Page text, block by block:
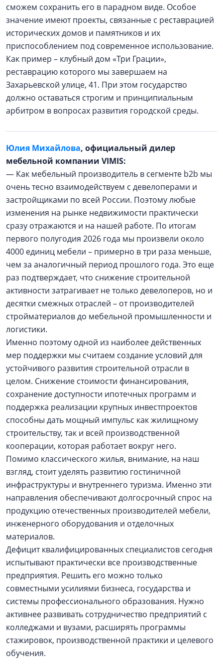
сможем сохранить его в парадном виде. Особое
значение имеют проекты, связанные с реставрацией
исторических домов и памятников и их
приспособлением под современное использование.
Как пример – клубный дом «Три Грации»,
реставрацию которого мы завершаем на
Захарьевской улице, 41. При этом государство
должно оставаться строгим и принципиальным
арбитром в вопросах развития городской среды.
Юлия Михайлова, официальный дилер
мебельной компании VIMIS:
— Как мебельный производитель в сегменте b2b мы
очень тесно взаимодействуем с девелоперами и
застройщиками по всей России. Поэтому любые
изменения на рынке недвижимости практически
сразу отражаются и на нашей работе. По итогам
первого полугодия 2026 года мы произвели около
4000 единиц мебели – примерно в три раза меньше,
чем за аналогичный период прошлого года. Это еще
раз подтверждает, что снижение строительной
активности затрагивает не только девелоперов, но и
десятки смежных отраслей – от производителей
стройматериалов до мебельной промышленности и
логистики.
Именно поэтому одной из наиболее действенных
мер поддержки мы считаем создание условий для
устойчивого развития строительной отрасли в
целом. Снижение стоимости финансирования,
сохранение доступности ипотечных программ и
поддержка реализации крупных инвестпроектов
способны дать мощный импульс как жилищному
строительству, так и всей производственной
кооперации, которая работает вокруг него.
Помимо классического жилья, внимание, на наш
взгляд, стоит уделять развитию гостиничной
инфраструктуры и внутреннего туризма. Именно эти
направления обеспечивают долгосрочный спрос на
продукцию отечественных производителей мебели,
инженерного оборудования и отделочных
материалов.
Дефицит квалифицированных специалистов сегодня
испытывают практически все производственные
предприятия. Решить его можно только
совместными усилиями бизнеса, государства и
системы профессионального образования. Нужно
активнее развивать сотрудничество предприятий с
колледжами и вузами, расширять программы
стажировок, производственной практики и целевого
обучения.